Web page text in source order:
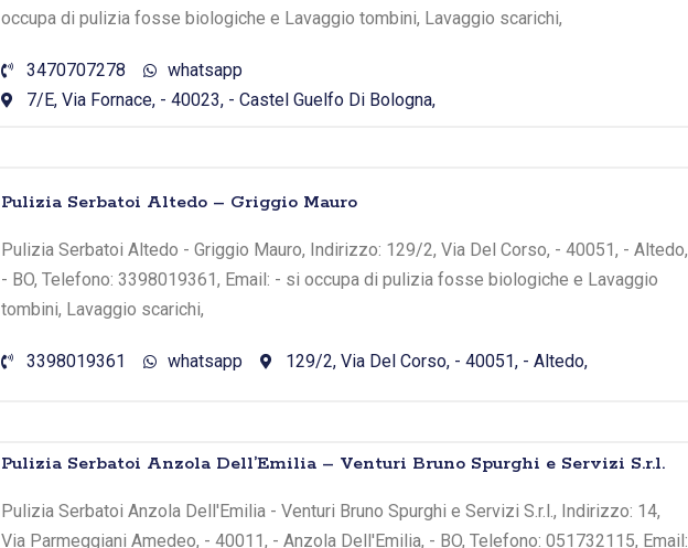
occupa di pulizia fosse biologiche e Lavaggio tombini, Lavaggio scarichi,
3470707278
whatsapp
7/E, Via Fornace, - 40023, - Castel Guelfo Di Bologna,
Pulizia Serbatoi Altedo – Griggio Mauro
Pulizia Serbatoi Altedo - Griggio Mauro, Indirizzo: 129/2, Via Del Corso, - 40051, - Altedo,
- BO, Telefono: 3398019361, Email: - si occupa di pulizia fosse biologiche e Lavaggio
tombini, Lavaggio scarichi,
3398019361 whatsapp 129/2, Via Del Corso, - 40051, - Altedo,
Pulizia Serbatoi Anzola Dell’Emilia – Venturi Bruno Spurghi e Servizi S.r.l.
Pulizia Serbatoi Anzola Dell'Emilia - Venturi Bruno Spurghi e Servizi S.r.l., Indirizzo: 14,
Via Parmeggiani Amedeo, - 40011, - Anzola Dell'Emilia, - BO, Telefono: 051732115, Email: